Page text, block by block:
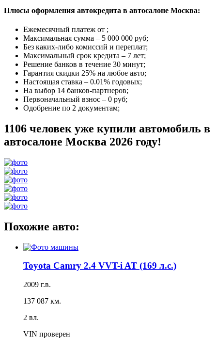
Плюсы оформления автокредита в автосалоне Москва:
Ежемесячный платеж от ;
Максимальная сумма – 5 000 000 руб;
Без каких-либо комиссий и переплат;
Максимальный срок кредита – 7 лет;
Решение банков в течение 30 минут;
Гарантия скидки 25% на любое авто;
Настоящая ставка – 0.01% годовых;
На выбор 14 банков-партнеров;
Первоначальный взнос – 0 руб;
Одобрение по 2 документам;
1106 человек уже купили автомобиль в
автосалоне Москва 2026 году!
Похожие авто:
Toyota Camry 2.4 VVT-i AT (169 л.с.)
2009 г.в.
137 087 км.
2 вл.
VIN проверен